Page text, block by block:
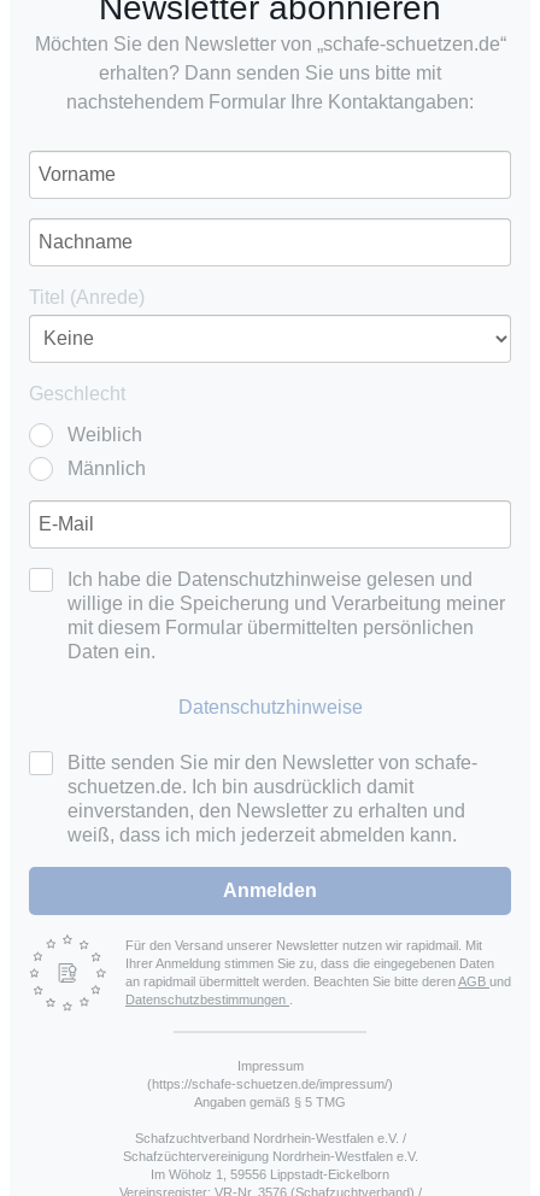
Newsletter abonnieren
Möchten Sie den Newsletter von „schafe-schuetzen.de“
erhalten? Dann senden Sie uns bitte mit
nachstehendem Formular Ihre Kontaktangaben:
Titel (Anrede)
Geschlecht
Weiblich
Männlich
Ich habe die Datenschutzhinweise gelesen und
willige in die Speicherung und Verarbeitung meiner
mit diesem Formular übermittelten persönlichen
Daten ein.
Datenschutzhinweise
Bitte senden Sie mir den Newsletter von schafe-
schuetzen.de. Ich bin ausdrücklich damit
einverstanden, den Newsletter zu erhalten und
weiß, dass ich mich jederzeit abmelden kann.
Anmelden
Für den Versand unserer Newsletter nutzen wir rapidmail. Mit
Ihrer Anmeldung stimmen Sie zu, dass die eingegebenen Daten
an rapidmail übermittelt werden. Beachten Sie bitte derenAGB und
Datenschutzbestimmungen
Impressum
(https://schafe-schuetzen.de/impressum/)
Angaben gemäß § 5 TMG
Schafzuchtverband Nordrhein-Westfalen e.V. /
Schafzüchtervereinigung Nordrhein-Westfalen e.V.
Im Wöholz 1, 59556 Lippstadt-Eickelborn
Vereinsregister: VR-Nr. 3576 (Schafzuchtverband) /